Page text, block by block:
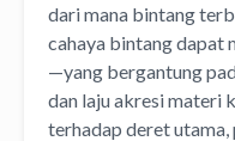
dari mana bintang
cahaya bintang dapat
—yang bergantung
dan laju akresi
terhadap deret